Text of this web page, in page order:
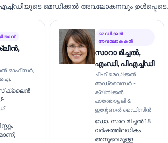
മെഡിക്കൽ അവലോകനവും ഉൾപ്പെടെ.
ഓഫീസർ,
ക്ലൈൻ
മെഡിക്കൽ
അവലോകകൻ
സാറാ മിച്ചൽ,
എംഡി, പിഎച്ച്ഡി
ചീഫ് മെഡിക്കൽ
അഡ്വൈസർ -
ക്ലിനിക്കൽ
പാത്തോളജി &
ഇന്റേണൽ മെഡിസിൻ
ഡോ. സാറ മിച്ചൽ 18
വർഷത്തിലധികം
അനുഭവമുള്ള